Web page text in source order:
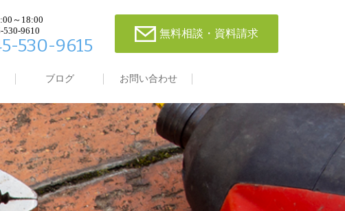
～18:00
530-9610
530-9615
無料相談・資料請求
ブログ お問い合わせ